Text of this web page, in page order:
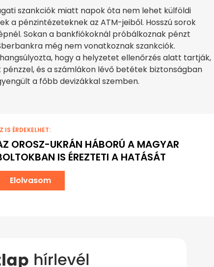
szankciók miatt napok óta nem lehet külföldi
a pénzintézeteknek az ATM-jeiből. Hosszú sorok
Sokan a bankfiókoknál próbálkoznak pénzt
még nem vonatkoznak szankciók.
hogy a helyzetet ellenőrzés alatt tartják,
és a számlákon lévő betétek biztonságban
a főbb devizákkal szemben.
IS ÉRDEKELHET:
OROSZ-UKRÁN HÁBORÚ A MAGYAR
IS ÉREZTETI A HATÁSÁT
Elolvasom